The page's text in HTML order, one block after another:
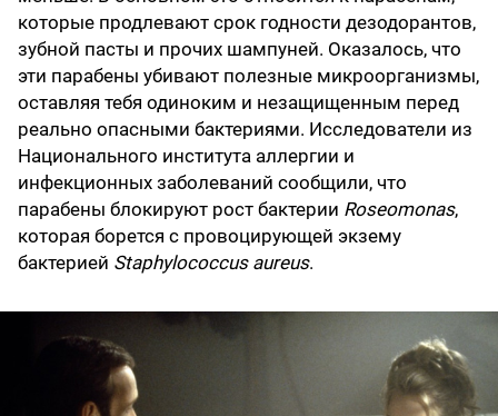
которые продлевают срок годности дезодорантов,
зубной пасты и прочих шампуней. Оказалось, что
эти парабены убивают полезные микроорганизмы,
оставляя тебя одиноким и незащищенным перед
реально опасными бактериями. Исследователи из
Национального института аллергии и
инфекционных заболеваний сообщили, что
парабены блокируют рост бактерии Roseomonas,
которая борется с провоцирующей экзему
бактерией Staphylococcus aureus.